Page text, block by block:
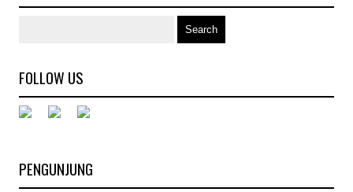
FOLLOW US
PENGUNJUNG